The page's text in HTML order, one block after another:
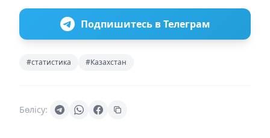
Подпишитесь в Телеграм
#статистика #Казахстан
Бөлісу: